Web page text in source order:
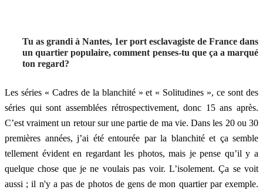
Tu as grandi à Nantes, 1er port esclavagiste de France dans
un quartier populaire, comment penses-tu que ça a marqué
ton regard?
Les séries « Cadres de la blanchité » et « Solitudines », ce sont des
séries qui sont assemblées rétrospectivement, donc 15 ans après.
C’est vraiment un retour sur une partie de ma vie. Dans les 20 ou 30
premières années, j’ai été entourée par la blanchité et ça semble
tellement évident en regardant les photos, mais je pense qu’il y a
quelque chose que je ne voulais pas voir. L’isolement. Ça se voit
aussi ; il n'y a pas de photos de gens de mon quartier par exemple.